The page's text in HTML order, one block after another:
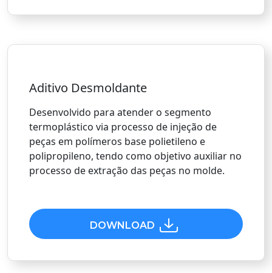
Aditivo Desmoldante
Desenvolvido para atender o segmento
termoplástico via processo de injeção de
peças em polímeros base polietileno e
polipropileno, tendo como objetivo auxiliar no
processo de extração das peças no molde.
DOWNLOAD